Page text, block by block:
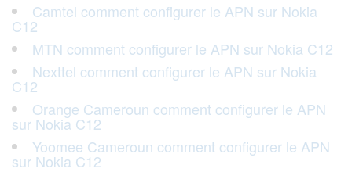
Camtel comment configurer le APN sur Nokia
C12
MTN comment configurer le APN sur Nokia C12
Nexttel comment configurer le APN sur Nokia
C12
Orange Cameroun comment configurer le APN
sur Nokia C12
Yoomee Cameroun comment configurer le APN
sur Nokia C12